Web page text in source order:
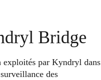
Bridge
exploités par Kyndryl dans
des